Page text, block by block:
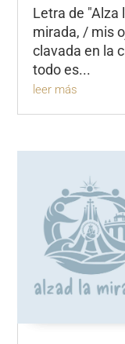
Letra de "Alza
mirada, / mis
clavada en la
todo es...
leer más